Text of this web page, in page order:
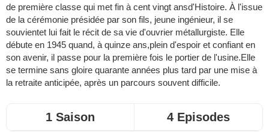
de première classe qui met fin à cent vingt ansd'Histoire. À l'issue
de la cérémonie présidée par son fils, jeune ingénieur, il se
souvientet lui fait le récit de sa vie d'ouvrier métallurgiste. Elle
débute en 1945 quand, à quinze ans,plein d'espoir et confiant en
son avenir, il passe pour la première fois le portier de l'usine.Elle
se termine sans gloire quarante années plus tard par une mise à
la retraite anticipée, après un parcours souvent difficile.
1 Saison 4 Episodes